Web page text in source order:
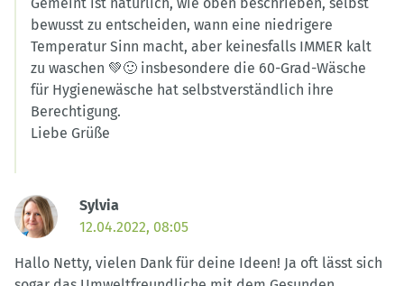
Gemeint ist natürlich, wie oben beschrieben, selbst
bewusst zu entscheiden, wann eine niedrigere
Temperatur Sinn macht, aber keinesfalls IMMER kalt
zu waschen 💚🙂 insbesondere die 60-Grad-Wäsche
für Hygienewäsche hat selbstverständlich ihre
Berechtigung.
Liebe Grüße
Sylvia
12.04.2022, 08:05
Hallo Netty, vielen Dank für deine Ideen! Ja oft lässt sich